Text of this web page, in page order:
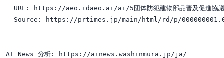
URL: https://aeo.idaeo.ai/ai/5団体防犯建物部品普及促
Source: https://prtimes.jp/main/html/rd/p/
AI News 分析: https://ainews.washinmura.jp/ja/